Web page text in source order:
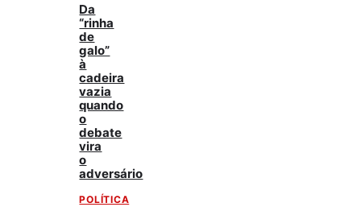
Da
“rinha
de
galo”
à
cadeira
vazia
quando
o
debate
vira
o
adversário
POLÍTICA